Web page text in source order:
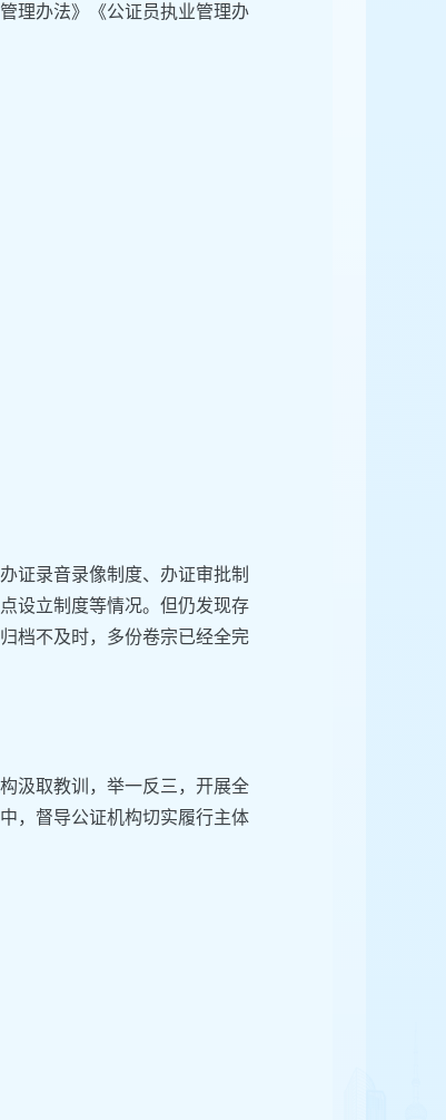
理办法》《公证员执业管理办
证录音录像制度、办证审批制
设立制度等情况。但仍发现存
档不及时，多份卷宗已经全完
汲取教训，举一反三，开展全
，督导公证机构切实履行主体